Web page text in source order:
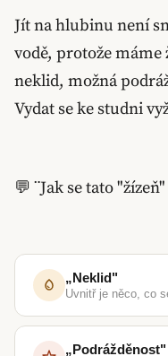
Jít na hlubinu není
vodě, protože máme
neklid, možná
Vydat se ke studni
💬 ¨Jak se tato
„Neklid"
Uvnitř je něco, co
„Podrážděnost"